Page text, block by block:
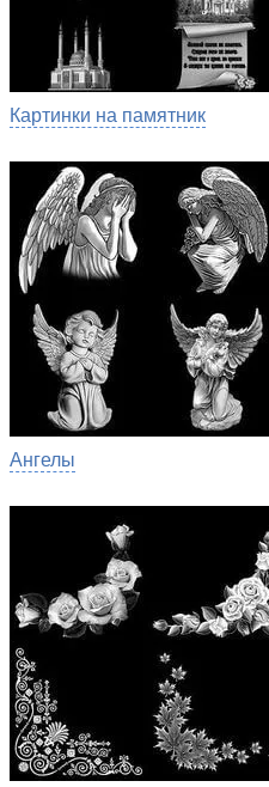
Картинки на памятник
Ангелы